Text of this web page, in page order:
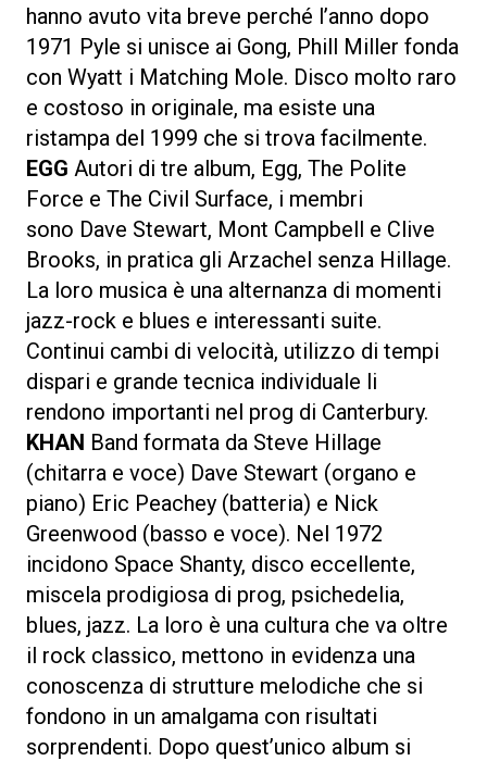
hanno avuto vita breve perché l’anno dopo
1971 Pyle si unisce ai Gong, Phill Miller fonda
con Wyatt i Matching Mole. Disco molto raro
e costoso in originale, ma esiste una
ristampa del 1999 che si trova facilmente.
EGG Autori di tre album, Egg, The Polite
Force e The Civil Surface, i membri
sono Dave Stewart, Mont Campbell e Clive
Brooks, in pratica gli Arzachel senza Hillage.
La loro musica è una alternanza di momenti
jazz-rock e blues e interessanti suite.
Continui cambi di velocità, utilizzo di tempi
dispari e grande tecnica individuale li
rendono importanti nel prog di Canterbury.
KHAN Band formata da Steve Hillage
(chitarra e voce) Dave Stewart (organo e
piano) Eric Peachey (batteria) e Nick
Greenwood (basso e voce). Nel 1972
incidono Space Shanty, disco eccellente,
miscela prodigiosa di prog, psichedelia,
blues, jazz. La loro è una cultura che va oltre
il rock classico, mettono in evidenza una
conoscenza di strutture melodiche che si
fondono in un amalgama con risultati
sorprendenti. Dopo quest’unico album si